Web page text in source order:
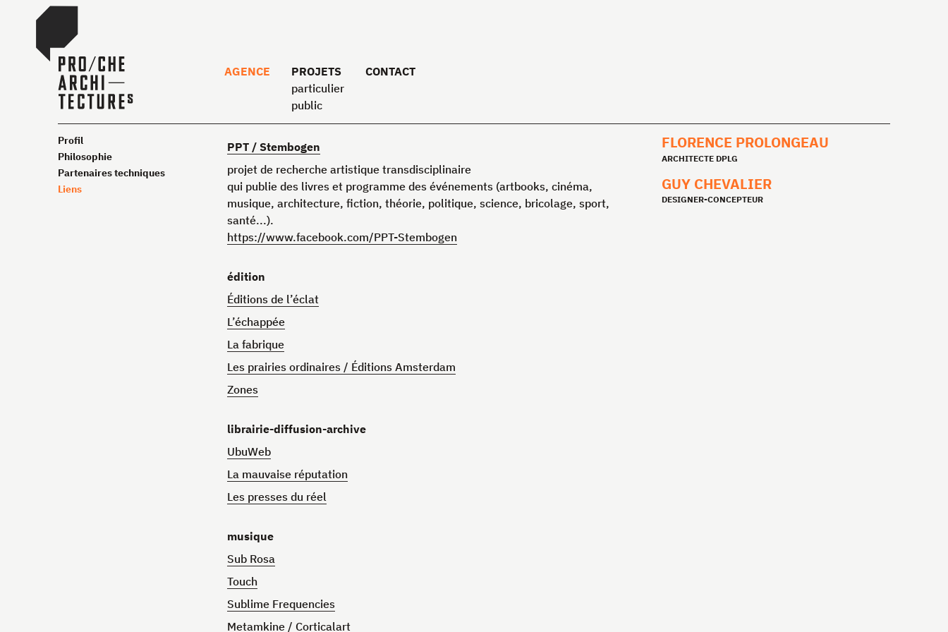
AGENCE
PROJETS
particulier
public
CONTACT
Profil
Philosophie
Partenaires techniques
Liens
PPT / Stembogen
projet de recherche artistique transdisciplinaire
qui publie des livres et programme des événements (artbooks, cinéma,
musique, architecture, fiction, théorie, politique, science, bricolage, sport,
santé...).
https://www.facebook.com/PPT-Stembogen
édition
Éditions de l’éclat
L’échappée
La fabrique
Les prairies ordinaires / Éditions Amsterdam
Zones
librairie-diffusion-archive
UbuWeb
La mauvaise réputation
Les presses du réel
musique
Sub Rosa
Touch
Sublime Frequencies
Metamkine / Corticalart
FLORENCE PROLONGEAU
ARCHITECTE DPLG
GUY CHEVALIER
DESIGNER-CONCEPTEUR